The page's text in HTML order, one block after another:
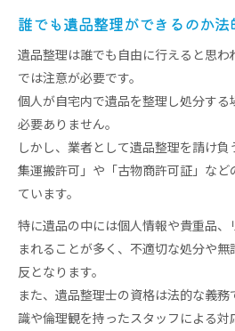
誰でも遺品整理ができるのか
遺品整理は誰でも自由に行えると思
では注意が必要です。
個人が自宅内で遺品を整理し処分す
必要ありません。
しかし、業者として遺品整理を請け
集運搬許可」や「古物商許可証」な
ています。
特に遺品の中には個人情報や貴重品
まれることが多く、不適切な処分や
反となります。
また、遺品整理士の資格は法的な義
識や倫理観を持ったスタッフによる